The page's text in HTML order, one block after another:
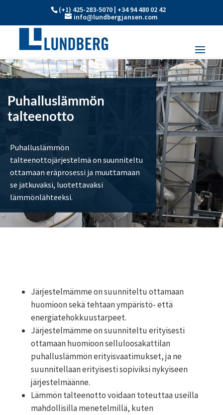
(+1) 425-283-5070 | +34 94 480 02 42
info@lundbergjansen.com
Puhalluslämmön
talteenotto
Puhalluslämmön
talteenottojärjestelmä on suunniteltu
ottamaan eräprosessi ja muuttamaan
se jatkuvaksi, luotettavaksi
lämmönlähteeksi.
Järjestelmämme on suunniteltu ottamaan
huomioon sekä tehtaan ympäristö- että
energiatehokkuustarpeet.
Järjestelmämme on suunniteltu erityisesti
ottamaan huomioon selluloosakattilan
puhalluslämmön erityisvaatimukset, ja ne
suunnitellaan erityisesti sopiviksi nykyiseen
järjestelmäänne.
Lämmön talteenotto voidaan toteuttaa useilla
mahdollisilla menetelmillä, kuten